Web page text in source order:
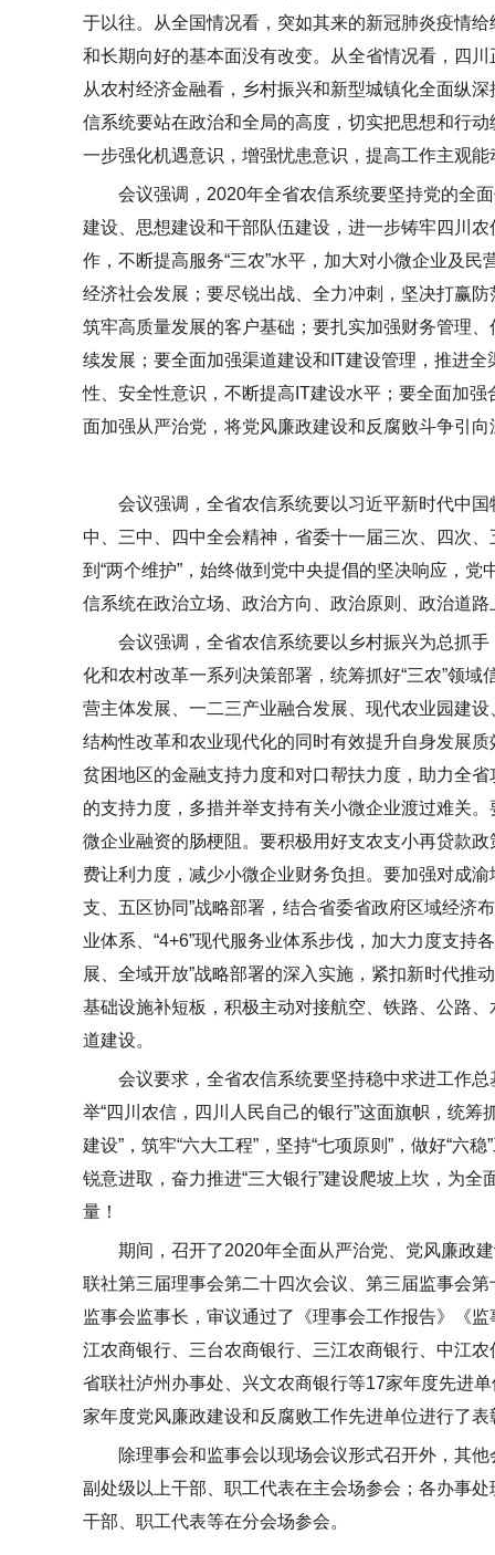
于以往。从全国情况看，突如其来的新冠肺炎疫情
和长期向好的基本面没有改变。从全省情况看，四
从农村经济金融看，乡村振兴和新型城镇化全面纵
信系统要站在政治和全局的高度，切实把思想和行
一步强化机遇意识，增强忧患意识，提高工作主观能
会议强调，2020年全省农信系统要坚持党的全
建设、思想建设和干部队伍建设，进一步铸牢 四川农
作，不断提高服务“三农”水平，加大对小微企业及
经济社会发展；要尽锐出战、全力冲刺，坚决打赢
筑牢高质量发展的客户基础；要扎实加强财务管理
续发展；要全面加强渠道建设和IT建设管理，推进
性、安全性意识，不断提高IT建设水平；要全面加
面加强从严治党，将党风廉政建设和反腐败斗争引
会议强调，全省农信系统要以习近平新时代中
中、三中、四中全会精神，省委十一届三次、四次、
到“两个维护”，始终做到党中央提倡的坚决响应，
信系统在政治立场、政治方向、政治原则、政治道
会议强调，全省农信系统要以乡村振兴为总抓
化和农村改革一系列决策部署，统筹抓好“三农”领
营主体发展、一二三产业融合发展、现代农业园建
结构性改革和农业现代化的同时有效提升自身发展
贫困地区的金融支持力度和对口帮扶力度，助力全
的支持力度，多措并举支持有关小微企业渡过难关
微企业融资的肠梗阻。要积极用好支农支小再贷款政
费让利力度，减少小微企业财务负担。要加强对成
支、五区协同”战略部署，结合省委省政府区域经济
业体系、“4+6”现代服务业体系步伐，加大力度支持
展、全域开放”战略部署的深入实施，紧扣新时代推
基础设施补短板，积极主动对接航空、铁路、公路
道建设。
会议要求，全省农信系统要坚持稳中求进工作
举“四川农信 ，四川人民自己的银行”这面旗帜，统筹
建设”，筑牢“六大工程”，坚持“七项原则”，做好“六
锐意进取，奋力推进“三大银行”建设爬坡上坎，为
量！
期间，召开了2020年全面从严治党、党风廉政
联社第三届理事会第二十四次会议、第三届监事会
监事会监事长，审议通过了《理事会工作报告》《
江农商银行、三台农商银行、三江农商银行、中江
省联社泸州办事处、兴文农商银行等17家年度先进
家年度党风廉政建设和反腐败工作先进单位进行了表
除理事会和监事会以现场会议形式召开外，其
副处级以上干部、职工代表在主会场参会；各办事
干部、职工代表等在分会场参会。